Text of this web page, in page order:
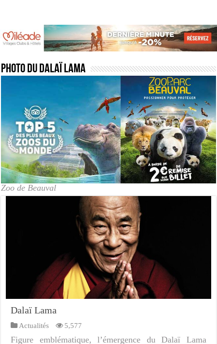
Photo du Dalaï lama
Zoo de Beauval
Dalaï Lama
Actualités 5,577
Figure emblématique, l’émergence du Dalaï Lama